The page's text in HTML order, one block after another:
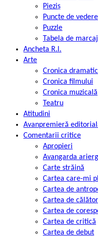
Pieziș
Puncte de vedere
Puzzle
Tabela de marcaj
Ancheta R.l.
Arte
Cronica
Cronica filmului
Cronica muzicală
Teatru
Atitudini
Avanpremieră
Comentarii critice
Apropieri
Avangarda
Carte străină
Cartea care-mi
Cartea de
Cartea de
Cartea de
Cartea de critică
Cartea de debut